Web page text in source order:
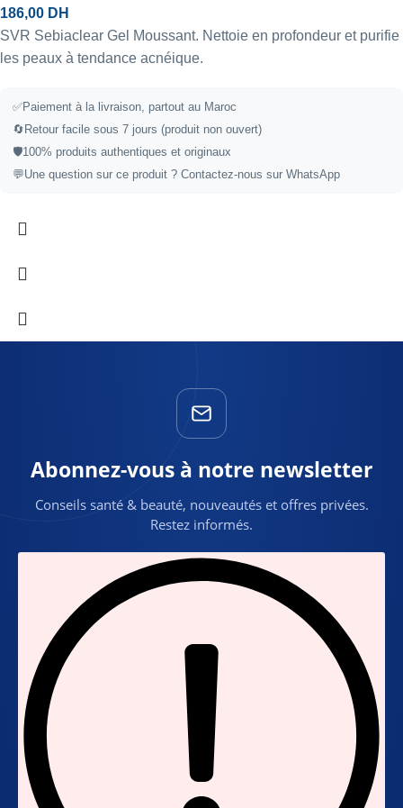
186,00 DH
SVR Sebiaclear Gel Moussant. Nettoie en profondeur et purifie
les peaux à tendance acnéique.
✅Paiement à la livraison, partout au Maroc
🔄 Retour facile sous 7 jours (produit non ouvert)
🛡️100% produits authentiques et originaux
💬Une question sur ce produit ? Contactez-nous sur WhatsApp
Abonnez-vous à notre newsletter
Conseils santé & beauté, nouveautés et offres privées.
Restez informés.